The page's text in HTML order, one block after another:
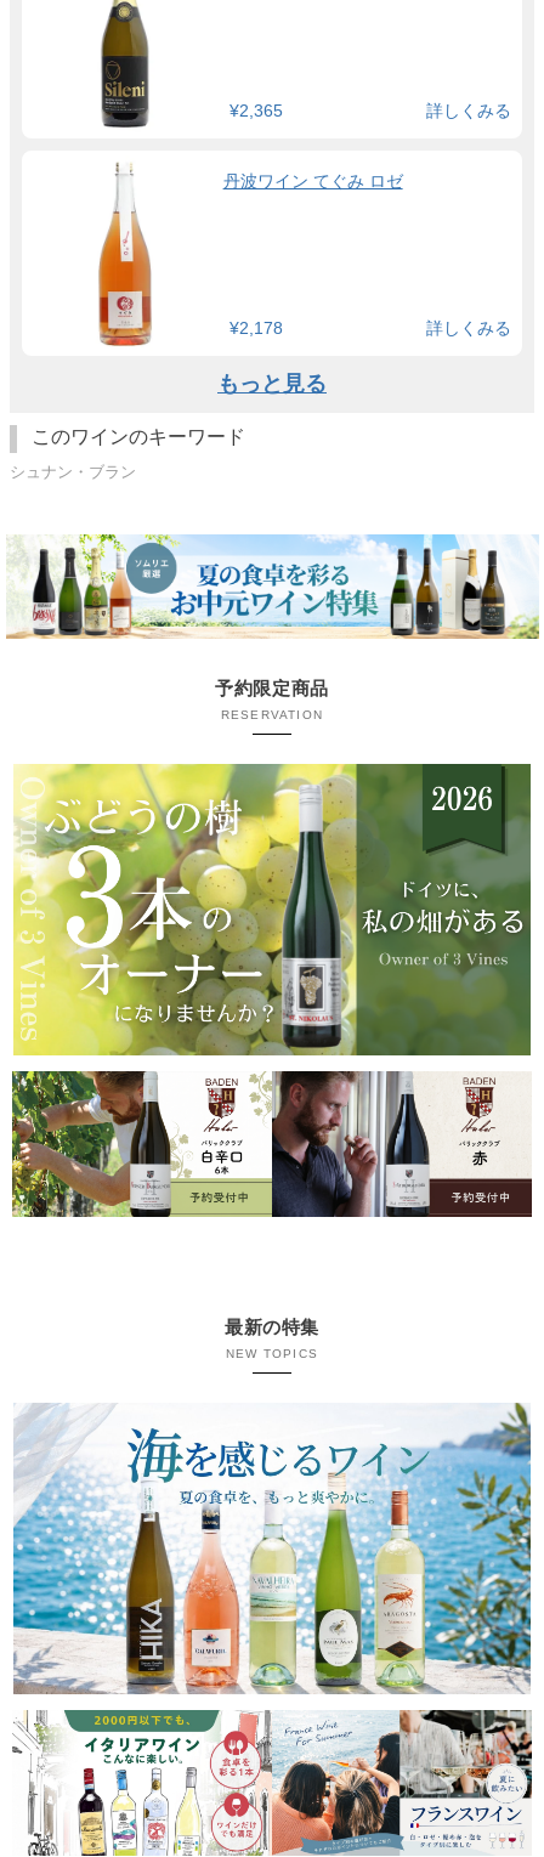
¥2,365 詳しくみる
丹波ワイン てぐみ ロゼ
¥2,178 詳しくみる
もっと見る
このワインのキーワード
シュナン・ブラン
予約限定商品
RESERVATION
最新の特集
NEW TOPICS